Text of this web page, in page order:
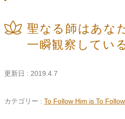
聖なる師はあな
一瞬観察してい
更新日 : 2019.4.7
カテゴリー : To Follow Him is To